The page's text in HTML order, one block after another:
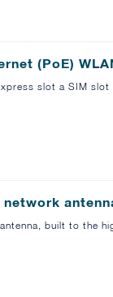
(PoE)
slot a SIM
built to the